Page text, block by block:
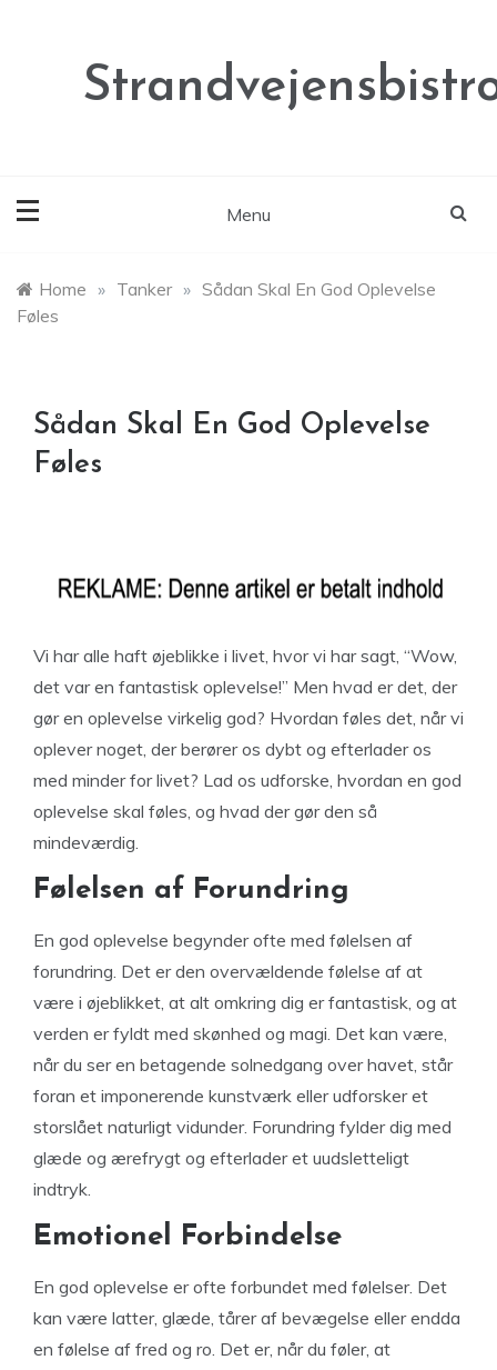
Menu
Home » Tanker » Sådan Skal En God Oplevelse
Føles
Sådan Skal En God Oplevelse
Føles
Vi har alle haft øjeblikke i livet, hvor vi har sagt, “Wow,
det var en fantastisk oplevelse!” Men hvad er det, der
gør en oplevelse virkelig god? Hvordan føles det, når vi
oplever noget, der berører os dybt og efterlader os
med minder for livet? Lad os udforske, hvordan en god
oplevelse skal føles, og hvad der gør den så
mindeværdig.
Følelsen af Forundring
En god oplevelse begynder ofte med følelsen af
forundring. Det er den overvældende følelse af at
være i øjeblikket, at alt omkring dig er fantastisk, og at
verden er fyldt med skønhed og magi. Det kan være,
når du ser en betagende solnedgang over havet, står
foran et imponerende kunstværk eller udforsker et
storslået naturligt vidunder. Forundring fylder dig med
glæde og ærefrygt og efterlader et uudsletteligt
indtryk.
Emotionel Forbindelse
En god oplevelse er ofte forbundet med følelser. Det
kan være latter, glæde, tårer af bevægelse eller endda
en følelse af fred og ro. Det er, når du føler, at